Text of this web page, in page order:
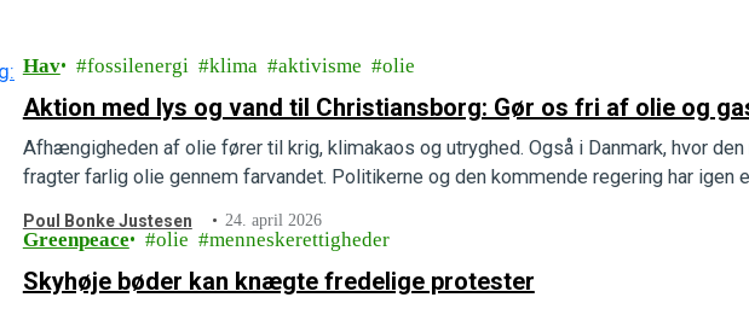
Hav fossilenergi klima aktivisme olie
Aktion med lys og vand til Christiansborg: Gør os fri af olie og
Afhængigheden af olie fører til krig, klimakaos og utryghed. Også i Danmark, hvor
fragter farlig olie gennem farvandet. Politikerne og den kommende regering har igen
Poul Bonke Justesen 24. april 2026
Greenpeace olie menneskerettigheder
Skyhøje bøder kan knægte fredelige protester